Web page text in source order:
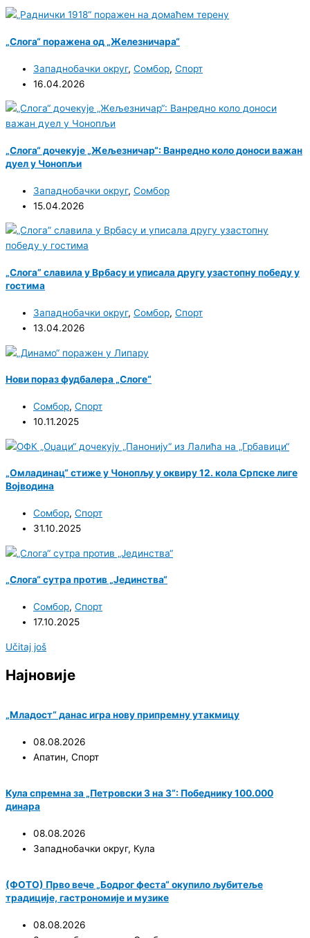
„Слога“ поражена од „Железничара“
Западнобачки округ, Сомбор, Спорт
16.04.2026
„Слога“ дочекује „Жељезничар“: Ванредно коло доноси важан
дуел у Чонопљи
Западнобачки округ, Сомбор
15.04.2026
„Слога” славила у Врбасу и уписала другу узастопну победу у
гостима
Западнобачки округ, Сомбор, Спорт
13.04.2026
Нови пораз фудбалера „Слоге“
Сомбор, Спорт
10.11.2025
„Омладинац“ стиже у Чонопљу у оквиру 12. кола Српске лиге
Војводина
Сомбор, Спорт
31.10.2025
„Слога“ сутра против „Јединства“
Сомбор, Спорт
17.10.2025
Učitaj još
Најновије
„Младост“ данас игра нову припремну утакмицу
08.08.2026
Апатин, Спорт
Кула спремна за „Петровски 3 на 3“: Победнику 100.000
динара
08.08.2026
Западнобачки округ, Кула
(ФОТО) Прво вече „Бодрог феста“ окупило љубитеље
традиције, гастрономије и музике
08.08.2026